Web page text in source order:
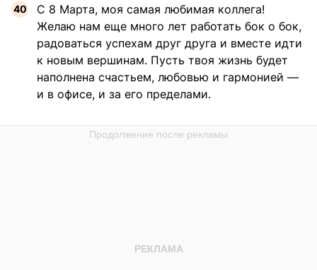
С 8 Марта, моя самая любимая коллега!
Желаю нам еще много лет работать бок о бок,
радоваться успехам друг друга и вместе идти
к новым вершинам. Пусть твоя жизнь будет
наполнена счастьем, любовью и гармонией —
и в офисе, и за его пределами.